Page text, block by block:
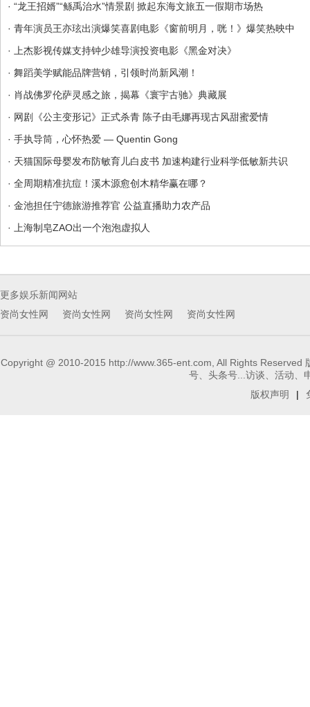
· “龙王招婿”“鲧禹治水”情景剧 掀起东海文旅五一假期市场热
· 青年演员王亦玹出演爆笑喜剧电影《窗前明月，咣！》爆笑热映中
· 上杰影视传媒支持钟少雄导演投资电影《黑金对决》
· 舞蹈美学赋能品牌营销，引领时尚新风潮！
· 肖战佛罗伦萨灵感之旅，揭幕《寰宇古驰》典藏展
· 网剧《公主变形记》正式杀青 陈子由毛娜再现古风甜蜜爱情
· 手执导筒，心怀热爱 — Quentin Gong
· 天猫国际母婴发布防敏育儿白皮书 加速构建行业科学低敏新共识
· 全周期精准抗痘！溪木源愈创木精华赢在哪？
· 金池担任宁德旅游推荐官 公益直播助力农产品
· 上海制皂ZAO出一个泡泡虚拟人
更多娱乐新闻网站
资尚女性网
资尚女性网 资尚女性网 资尚女性网
Copyright @ 2010-2015 http://www.365-ent.com, All Rights
号、头条号...访谈、活动、
版权声明
|